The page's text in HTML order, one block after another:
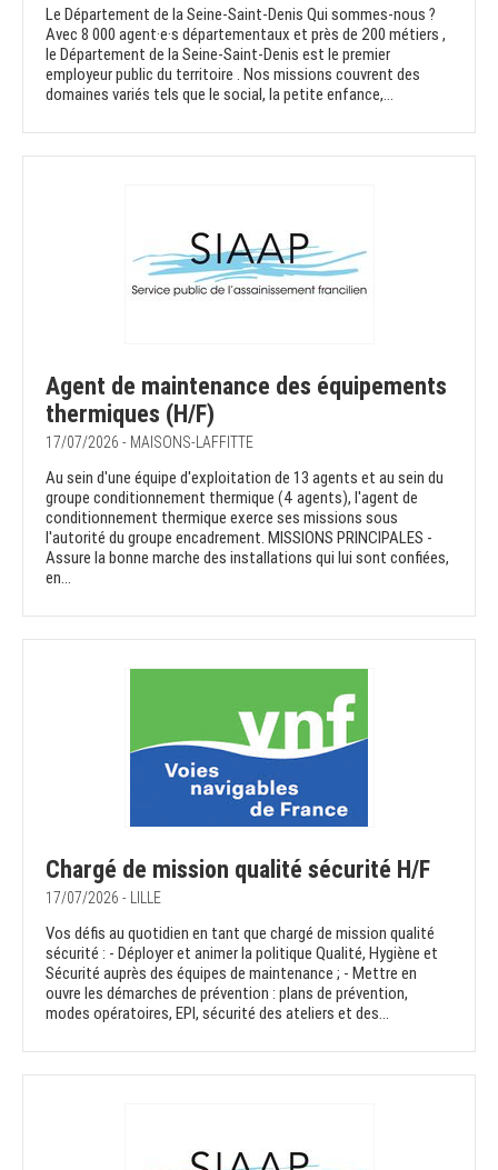
Le Département de la Seine-Saint-Denis Qui sommes-nous ?
Avec 8 000 agent·e·s départementaux et près de 200 métiers ,
le Département de la Seine-Saint-Denis est le premier
employeur public du territoire . Nos missions couvrent des
domaines variés tels que le social, la petite enfance,...
Agent de maintenance des équipements
thermiques (H/F)
17/07/2026 - MAISONS-LAFFITTE
Au sein d'une équipe d'exploitation de 13 agents et au sein du
groupe conditionnement thermique (4 agents), l'agent de
conditionnement thermique exerce ses missions sous
l'autorité du groupe encadrement. MISSIONS PRINCIPALES -
Assure la bonne marche des installations qui lui sont confiées,
en...
Chargé de mission qualité sécurité H/F
17/07/2026 - LILLE
Vos défis au quotidien en tant que chargé de mission qualité
sécurité : - Déployer et animer la politique Qualité, Hygiène et
Sécurité auprès des équipes de maintenance ; - Mettre en
ouvre les démarches de prévention : plans de prévention,
modes opératoires, EPI, sécurité des ateliers et des...